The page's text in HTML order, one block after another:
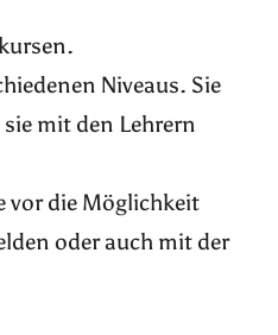
Niveaus. Sie
mit den Lehrern
vor die Möglichkeit
oder auch mit der